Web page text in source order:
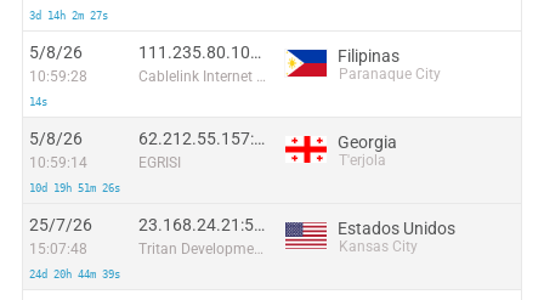
3d 14h 2m 27s
5/8/26
10:59:28
14s
111.235.80.101:48292
Cablelink Internet Sservices Inc
Filipinas
Paranaque City
5/8/26
10:59:14
10d 19h 51m 26s
62.212.55.157:61165
EGRISI
Georgia
T'erjola
25/7/26
15:07:48
24d 20h 44m 39s
23.168.24.21:55878
Tritan Development
Estados Unidos
Kansas City